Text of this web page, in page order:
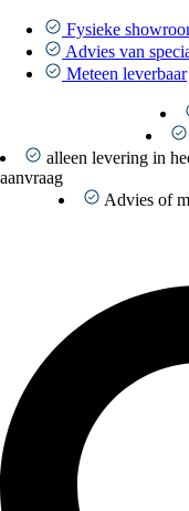
naar
inhoud
Fysieke
Advies van
Meteen leverbaar
alleen levering in
aanvraag
Advies of